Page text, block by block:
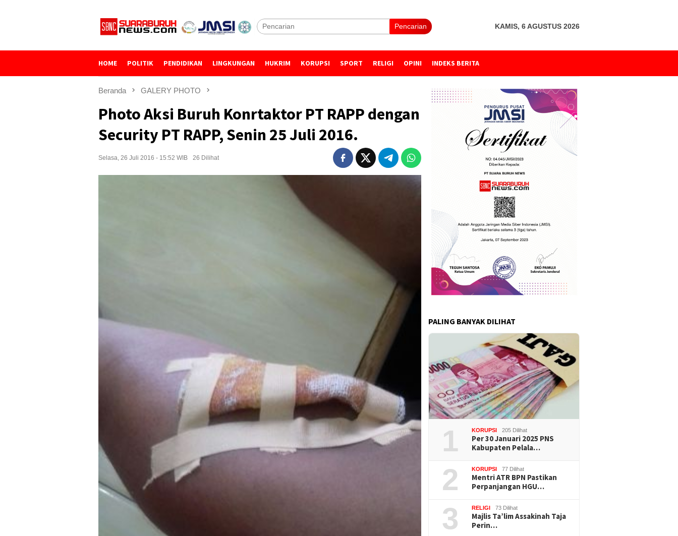
Pencarian KAMIS, 6 AGUSTUS 2026
HOME POLITIK PENDIDIKAN LINGKUNGAN HUKRIM KORUPSI SPORT RELIGI OPINI INDEKS BERITA
Beranda GALERY PHOTO
Photo Aksi Buruh Konrtaktor PT RAPP dengan
Security PT RAPP, Senin 25 Juli 2016.
Selasa, 26 Juli 2016 - 15:52 WIB 26 Dilihat
PALING BANYAK DILIHAT
1 KORUPSI 205 Dilihat
Per 30 Januari 2025 PNS
Kabupaten Pelala…
2 KORUPSI 77 Dilihat
Mentri ATR BPN Pastikan
Perpanjangan HGU…
3 RELIGI 73 Dilihat
Majlis Ta’lim Assakinah Taja
Perin…